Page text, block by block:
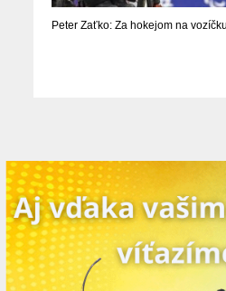
Peter Zaťko: Za hokejom na vozíčku